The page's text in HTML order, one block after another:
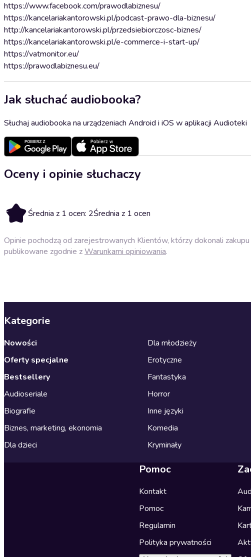
https://www.facebook.com/prawodlabiznesu/
https://kancelariakantorowski.pl/podcast-prawo-dla-biznesu/
http://kancelariakantorowski.pl/przedsiebiorczosc-biznes/
https://kancelariakantorowski.pl/e-commerce-i-start-up/
https://vatmonitor.eu/
https://prawodlabiznesu.eu/
Jak słuchać audiobooka?
Słuchaj audiobooka na urządzeniach Android i iOS w aplikacji Audioteki
Oceny i opinie słuchaczy
2 Średnia z 1 ocen: 2Średnia z 1 ocen
Opinie pochodzą od zarejestrowanych Klientów, którzy dokonali
publikowane zgodnie zWarunkami opiniowania.
Kategorie
Nowości
Oferty specjalne
Bestsellery
Audioseriale
Biografie
Biznes, marketing, ekonomia
Dla dzieci
Dla młodzieży
Erotyczne
Fantastyka
Horror
Inne języki
Komedia
Kryminały
Pomoc
Kontakt
Pomoc
Regulamin
Polityka prywatności